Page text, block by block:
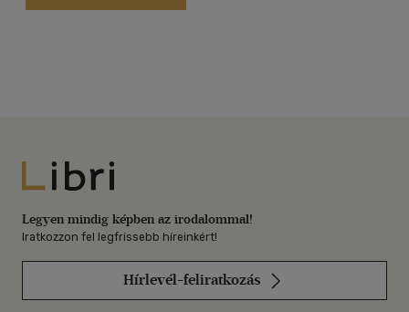
Libri
Legyen mindig képben az irodalommal!
Iratkozzon fel legfrissebb híreinkért!
Hírlevél-feliratkozás